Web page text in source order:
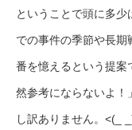
ということで頭に多
での事件の季節や長
番を憶えるという提案
然参考にならないよ！
し訳ありません。<(_